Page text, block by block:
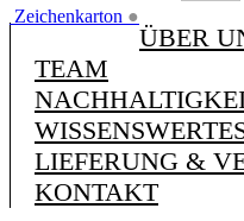
Zeichenkarton ●
ÜBER
TEAM
LIEFERUNG &
KONTAKT